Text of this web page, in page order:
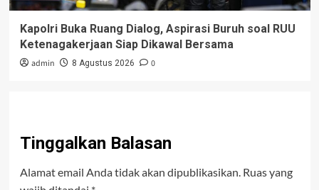
Kapolri Buka Ruang Dialog, Aspirasi Buruh soal RUU
Ketenagakerjaan Siap Dikawal Bersama
admin 8 Agustus 2026 0
Tinggalkan Balasan
Alamat email Anda tidak akan dipublikasikan. Ruas yang